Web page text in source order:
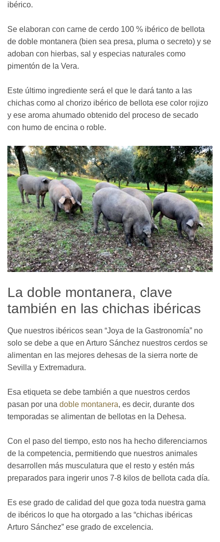
ibérico.
Se elaboran con carne de cerdo 100 % ibérico de bellota
de doble montanera (bien sea presa, pluma o secreto) y se
adoban con hierbas, sal y especias naturales como
pimentón de la Vera.
Este último ingrediente será el que le dará tanto a las
chichas como al chorizo ibérico de bellota ese color rojizo
y ese aroma ahumado obtenido del proceso de secado
con humo de encina o roble.
La doble montanera, clave
también en las chichas ibéricas
Que nuestros ibéricos sean “Joya de la Gastronomía” no
solo se debe a que en Arturo Sánchez nuestros cerdos se
alimentan en las mejores dehesas de la sierra norte de
Sevilla y Extremadura.
Esa etiqueta se debe también a que nuestros cerdos
pasan por una doble montanera, es decir, durante dos
temporadas se alimentan de bellotas en la Dehesa.
Con el paso del tiempo, esto nos ha hecho diferenciarnos
de la competencia, permitiendo que nuestros animales
desarrollen más musculatura que el resto y estén más
preparados para ingerir unos 7-8 kilos de bellota cada día.
Es ese grado de calidad del que goza toda nuestra gama
de ibéricos lo que ha otorgado a las “chichas ibéricas
Arturo Sánchez” ese grado de excelencia.